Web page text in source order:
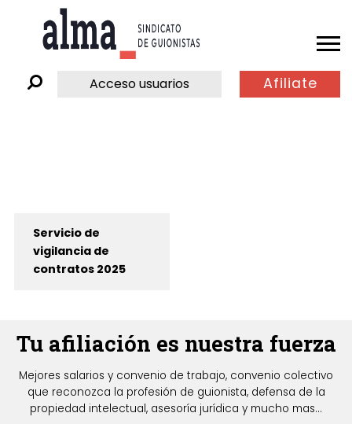
Acceso usuarios Afiliate
Servicio de
vigilancia de
contratos 2025
Tu afiliación es nuestra fuerza
Mejores salarios y convenio de trabajo, convenio colectivo
que reconozca la profesión de guionista, defensa de la
propiedad intelectual, asesoría jurídica y mucho mas...